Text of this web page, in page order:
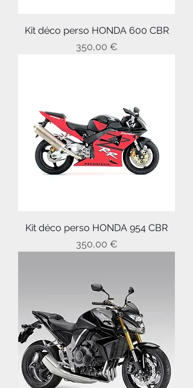
Kit déco perso HONDA 600 CBR
Prix
350,00 €
Kit déco perso HONDA 954 CBR
Prix
350,00 €